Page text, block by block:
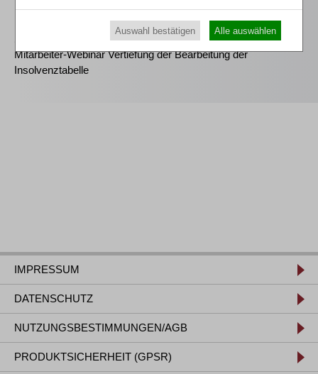
Insolvenztabelle
Mitarbeiter-Webinar Vertiefung der Bearbeitung der
Insolvenztabelle
IMPRESSUM
DATENSCHUTZ
NUTZUNGSBESTIMMUNGEN/AGB
PRODUKTSICHERHEIT (GPSR)
Auswahl bestätigen Alle auswählen